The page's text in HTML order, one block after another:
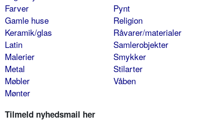
Farver
Gamle huse
Keramik/glas
Latin
Malerier
Metal
Møbler
Mønter
Pynt
Religion
Råvarer/materialer
Samlerobjekter
Smykker
Stilarter
Våben
Tilmeld nyhedsmail her